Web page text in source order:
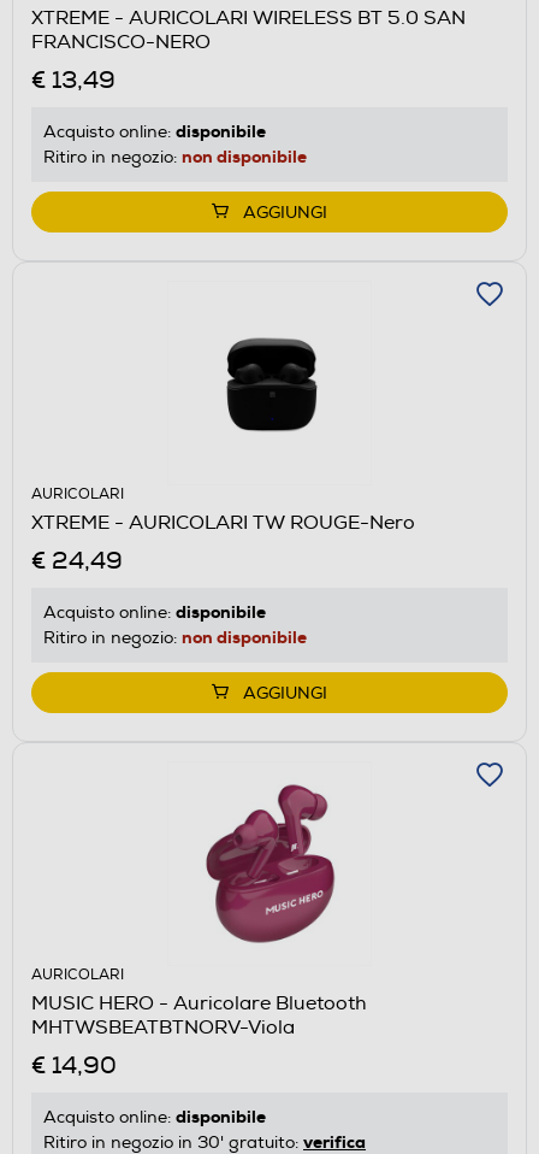
XTREME - AURICOLARI WIRELESS BT 5.0 SAN
FRANCISCO-NERO
€ 13,49
Acquisto online: disponibile
Ritiro in negozio: non disponibile
AGGIUNGI
AURICOLARI
XTREME - AURICOLARI TW ROUGE-Nero
€ 24,49
Acquisto online: disponibile
Ritiro in negozio: non disponibile
AGGIUNGI
AURICOLARI
MUSIC HERO - Auricolare Bluetooth
MHTWSBEATBTNORV-Viola
€ 14,90
Acquisto online: disponibile
Ritiro in negozio in 30' gratuito: verifica